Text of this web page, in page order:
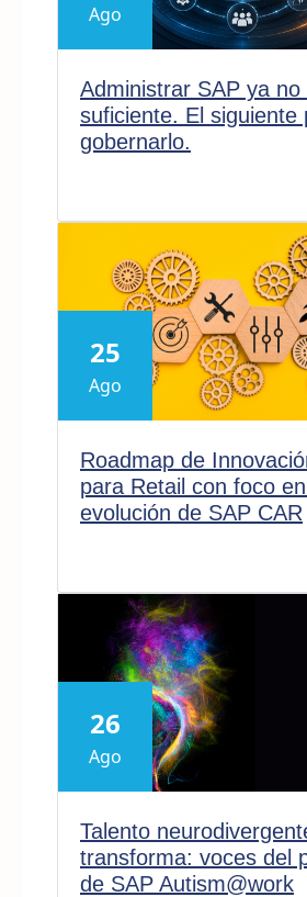
Ago
Administrar SAP ya no
suficiente. El siguiente
gobernarlo.
25
Ago
Roadmap de
para Retail con foco
evolución de SAP CAR
26
Ago
Talento
transforma: voces del
de SAP Autism@work